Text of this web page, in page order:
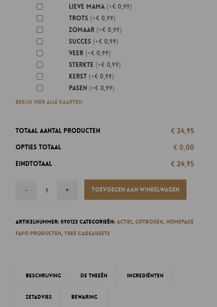
Lieve mama (+€ 0,99)
Trots (+€ 0,99)
Zomaar (+€ 0,99)
Succes (+€ 0,99)
Veer (+€ 0,99)
Sterkte (+€ 0,99)
Kerst (+€ 0,99)
Pasen (+€ 0,99)
Bekijk hier alle kaarten
Totaal aantal producten € 24,95
Opties totaal € 0,00
Eindtotaal € 24,95
Toevoegen aan winkelwagen
Artikelnummer:090123 Categorieën:Actie!,Giftboxen, Homepage
favo producten,Thee cadeausets
Beschrijving De theeën Ingrediënten
Zetadvies Bewaring